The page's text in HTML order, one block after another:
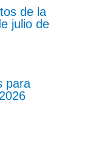
de la
julio de
para